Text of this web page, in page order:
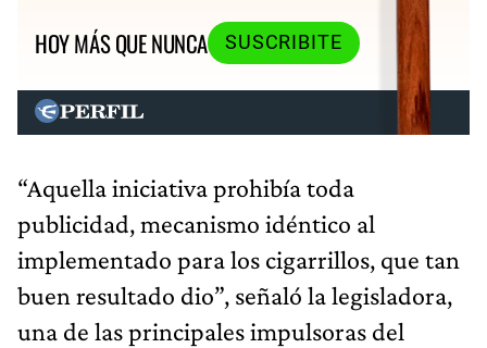
HOY MÁS QUE NUNCA
SUSCRIBITE
“Aquella iniciativa prohibía toda
publicidad, mecanismo idéntico al
implementado para los cigarrillos, que tan
buen resultado dio”, señaló la legisladora,
una de las principales impulsoras del